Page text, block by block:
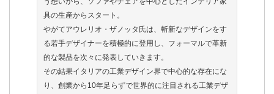
具の生産からスタート。
やがてアウレリオ・ザノッタ氏は、斬新なデザインをす
る若手デザイナーを積極的に登用し、フォーマルで革新
的な製品を次々に発表していきます。
その結果イタリアの工業デザイン界で中心的な存在にな
り、創業から10年足らずで世界的に注目される工業デザ